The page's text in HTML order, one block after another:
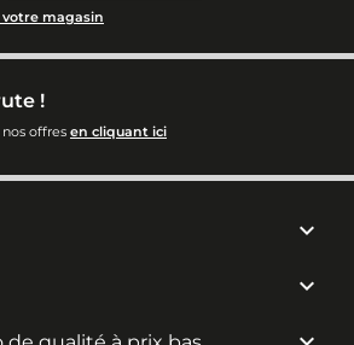
magasin
!
offres en cliquant ici

